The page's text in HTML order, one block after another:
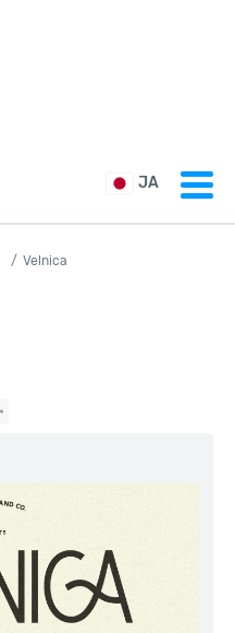
JA
Velnica